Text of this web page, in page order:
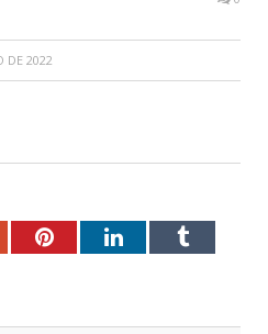
DE 2022
PinterestLinkedInTumblr